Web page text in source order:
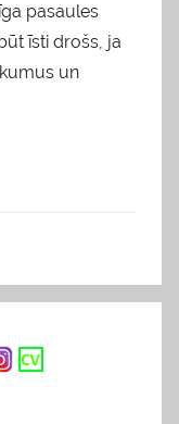
pasaules
īsti drošs, ja
un